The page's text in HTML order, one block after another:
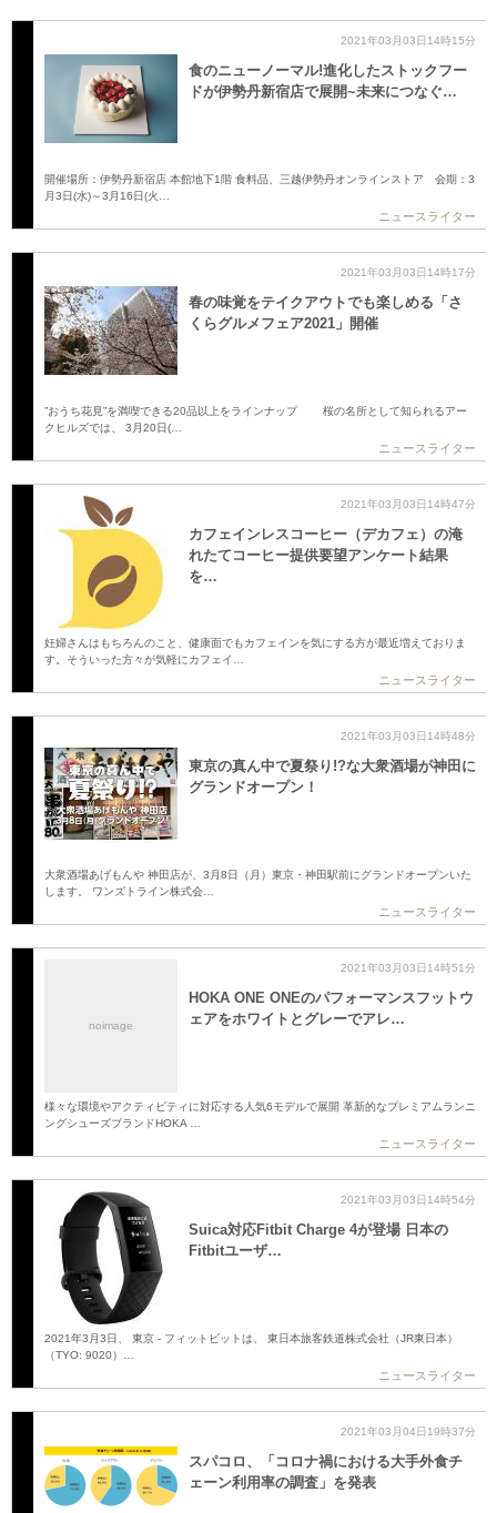
2021年03月03日14時15分
食のニューノーマル!進化したストックフー
ドが伊勢丹新宿店で展開~未来につなぐ…
開催場所：伊勢丹新宿店 本館地下1階 食料品、三越伊勢丹オンラインストア 会期：3
月3日(水)～3月16日(火…
ニュースライター
2021年03月03日14時17分
春の味覚をテイクアウトでも楽しめる「さ
くらグルメフェア2021」開催
”おうち花見”を満喫できる20品以上をラインナップ 桜の名所として知られるアー
クヒルズでは、 3月20日(…
ニュースライター
2021年03月03日14時47分
カフェインレスコーヒー（デカフェ）の淹
れたてコーヒー提供要望アンケート結果
を…
妊婦さんはもちろんのこと、健康面でもカフェインを気にする方が最近増えておりま
す。そういった方々が気軽にカフェイ…
ニュースライター
2021年03月03日14時48分
東京の真ん中で夏祭り!?な大衆酒場が神田に
グランドオープン！
大衆酒場あげもんや 神田店が、3月8日（月）東京・神田駅前にグランドオープンいた
します。 ワンズトライン株式会…
ニュースライター
noimage
2021年03月03日14時51分
HOKA ONE ONEのパフォーマンスフットウ
ェアをホワイトとグレーでアレ…
様々な環境やアクティビティに対応する人気6モデルで展開 革新的なプレミアムランニ
ングシューズブランドHOKA …
ニュースライター
2021年03月03日14時54分
Suica対応Fitbit Charge 4が登場 日本の
Fitbitユーザ…
2021年3月3日、 東京 - フィットビットは、 東日本旅客鉄道株式会社（JR東日本）
（TYO: 9020）…
ニュースライター
2021年03月04日19時37分
スパコロ、「コロナ禍における大手外食チ
ェーン利用率の調査」を発表